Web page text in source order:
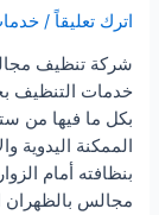
اترك تعليقاً /
شركة تنظيف
خدمات التنظيف
بكل ما فيها من
الممكنة اليدوية
بنظافته أمام
مجالس